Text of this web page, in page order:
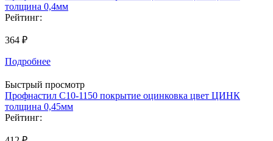
толщина 0,4мм
Рейтинг:
364 ₽
Подробнее
Быстрый просмотр
Профнастил С10-1150 покрытие оцинковка цвет ЦИНК
толщина 0,45мм
Рейтинг: